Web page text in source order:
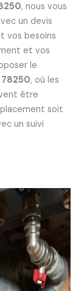
, nous vous
un devis
vos besoins
et vos
le
, où les
être
soit
un suivi